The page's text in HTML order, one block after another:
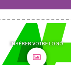
INSÉRER VOTRE LOGO